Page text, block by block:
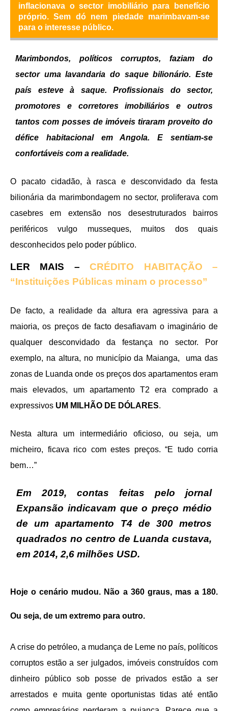
inflacionava o sector imobiliário para benefício
próprio. Sem dó nem piedade marimbavam-se
para o interesse público.
Marimbondos, políticos corruptos, faziam do
sector uma lavandaria do saque bilionário. Este
país esteve à saque. Profissionais do sector,
promotores e corretores imobiliários e outros
tantos com posses de imóveis tiraram proveito do
défice habitacional em Angola. E sentiam-se
confortáveis com a realidade.
O pacato cidadão, à rasca e desconvidado da festa
bilionária da marimbondagem no sector, proliferava com
casebres em extensão nos desestruturados bairros
periféricos vulgo musseques, muitos dos quais
desconhecidos pelo poder público.
LER MAIS –CRÉDITO HABITAÇÃO –
“Instituições Públicas minam o processo”
De facto, a realidade da altura era agressiva para a
maioria, os preços de facto desafiavam o imaginário de
qualquer desconvidado da festança no sector. Por
exemplo, na altura, no município da Maianga, uma das
zonas de Luanda onde os preços dos apartamentos eram
mais elevados, um apartamento T2 era comprado a
expressivos UM MILHÃO DE DÓLARES.
Nesta altura um intermediário oficioso, ou seja, um
micheiro, ficava rico com estes preços. “E tudo corria
bem…”
Em 2019, contas feitas pelo jornal
Expansão indicavam que o preço médio
de um apartamento T4 de 300 metros
quadrados no centro de Luanda custava,
em 2014, 2,6 milhões USD.
Hoje o cenário mudou. Não a 360 graus, mas a 180.
Ou seja, de um extremo para outro.
A crise do petróleo, a mudança de Leme no país, políticos
corruptos estão a ser julgados, imóveis construídos com
dinheiro público sob posse de privados estão a ser
arrestados e muita gente oportunistas tidas até então